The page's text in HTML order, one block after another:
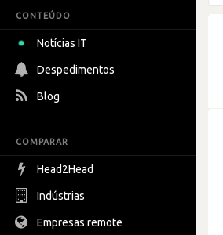
CONTEÚDO
Notícias IT
Despedimentos
Blog
COMPARAR
Head2Head
Indústrias
Empresas remote